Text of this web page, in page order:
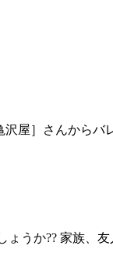
屋］さんからバ
うか?? 家族、